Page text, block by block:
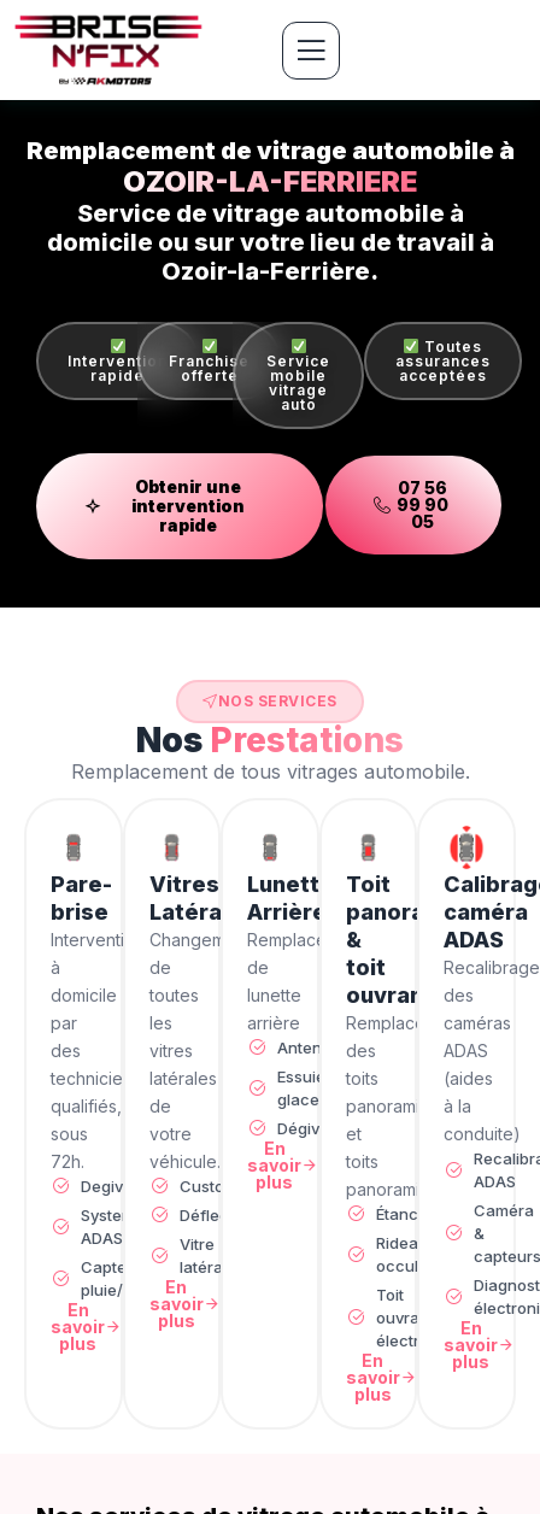
Remplacement de vitrage automobile à
OZOIR-LA-FERRIERE
Service de vitrage automobile à
domicile ou sur votre lieu de travail à
Ozoir-la-Ferrière.
Intervention
rapide
Franchise
offerte
Service
mobile
vitrage
auto
Toutes
assurances
acceptées
Obtenir une
intervention
rapide
07 56
99 90
05
NOS SERVICES
Nos Prestations
Remplacement de tous vitrages automobile.
Pare-
brise
Intervention
à
domicile
par
des
techniciens
qualifiés,
sous
72h.
Degivrage
Systeme
ADAS
Capteur de
pluie/lumière
En
savoir
plus
Vitres
Latérales
Changement
de
toutes
les
vitres
latérales
de
votre
véhicule.
Custode
Déflecteur
Vitre
latérale
En
savoir
plus
Lunette
Arrière
Remplacement
de
lunette
arrière
Antenne
Essuie
glace
Dégivrage
En
savoir
plus
Toit
panoramique
&
toit
ouvrant
Remplacement
des
toits
panoramiques
et
toits
panoramiques
Étanchéité
Rideau
occultant
Toit
ouvrant
électrique
En
savoir
plus
caméra
ADAS
Recalibrage
des
caméras
ADAS
(aides
à la
conduite)
ADAS
Caméra
&
En
savoir
plus